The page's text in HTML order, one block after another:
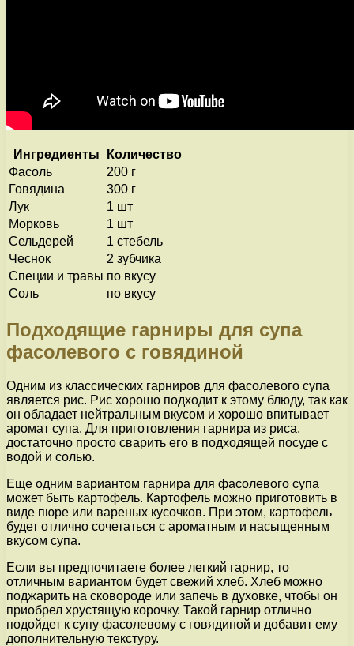
Ингредиенты
Количество
Фасоль
200 г
Говядина
300 г
Лук
1 шт
Морковь
1 шт
Сельдерей
1 стебель
Чеснок
2 зубчика
Специи и травы по вкусу
Соль
по вкусу
Подходящие гарниры для супа
фасолевого с говядиной
Одним из классических гарниров для фасолевого супа
является рис. Рис хорошо подходит к этому блюду, так как
он обладает нейтральным вкусом и хорошо впитывает
аромат супа. Для приготовления гарнира из риса,
достаточно просто сварить его в подходящей посуде с
водой и солью.
Еще одним вариантом гарнира для фасолевого супа
может быть картофель. Картофель можно приготовить в
виде пюре или вареных кусочков. При этом, картофель
будет отлично сочетаться с ароматным и насыщенным
вкусом супа.
Если вы предпочитаете более легкий гарнир, то
отличным вариантом будет свежий хлеб. Хлеб можно
поджарить на сковороде или запечь в духовке, чтобы он
приобрел хрустящую корочку. Такой гарнир отлично
подойдет к супу фасолевому с говядиной и добавит ему
дополнительную текстуру.